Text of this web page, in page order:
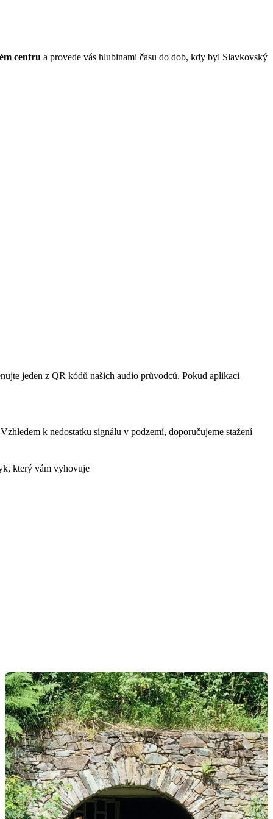
centru a provede vás hlubinami času do dob, kdy byl Slavkovský
jeden z QR kódů našich audio průvodců. Pokud aplikaci
k nedostatku signálu v podzemí, doporučujeme stažení
který vám vyhovuje